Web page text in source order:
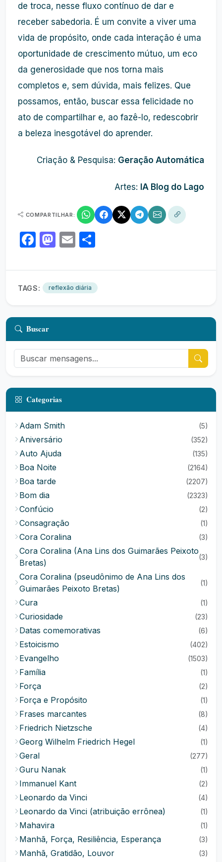
de troca, nesse fluxo contínuo de dar e
receber sabedoria. É um convite a viver uma
vida de propósito, onde cada interação é uma
oportunidade de crescimento mútuo, um eco
da generosidade que nos torna mais
completos e, sem dúvida, mais felizes. Que
possamos, então, buscar essa felicidade no
ato de compartilhar e, ao fazê-lo, redescobrir
a beleza inesgotável do aprender.
Criação & Pesquisa: Geração Automática
Artes: IA Blog do Lago
COMPARTILHAR:
Facebook
Mastodon
Email
TAGS: reflexão diária
Buscar
Categorias
Adam Smith (5)
Aniversário (352)
Auto Ajuda (135)
Boa Noite (2164)
Boa tarde (2207)
Bom dia (2323)
Confúcio (2)
Consagração (1)
Cora Coralina (3)
Cora Coralina (Ana Lins dos Guimarães Peixoto
Bretas)
(3)
Cora Coralina (pseudônimo de Ana Lins dos
Guimarães Peixoto Bretas)
(1)
Cura (1)
Curiosidade (23)
Datas comemorativas (6)
Estoicismo (402)
Evangelho (1503)
Família (1)
Força (2)
Força e Propósito (1)
Frases marcantes (8)
Friedrich Nietzsche (4)
Georg Wilhelm Friedrich Hegel (1)
Geral (277)
Guru Nanak (1)
Immanuel Kant (2)
Leonardo da Vinci (4)
Leonardo da Vinci (atribuição errônea) (1)
Mahavira (1)
Manhã, Força, Resiliência, Esperança (3)
Manhã, Gratidão, Louvor (3)